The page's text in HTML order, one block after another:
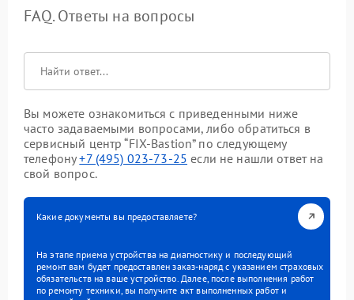
FAQ. Ответы на вопросы
Вы можете ознакомиться с приведенными ниже
часто задаваемыми вопросами, либо обратиться в
сервисный центр “FIX-Bastion” по следующему
телефону+7 (495) 023-73-25 если не нашли ответ на
свой вопрос.
Какие документы вы предоставляете?
На этапе приема устройства на диагностику и последующий
ремонт вам будет предоставлен заказ-наряд с указанием страховых
обязательств на ваше устройство. Далее, после выполнения работ
по ремонту техники, вы получите акт выполненных работ и